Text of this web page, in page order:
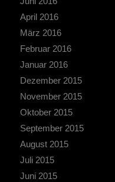
April 2016
März 2016
Februar 2016
Januar 2016
Dezember 2015
November 2015
Oktober 2015
September 2015
August 2015
Juli 2015
Juni 2015